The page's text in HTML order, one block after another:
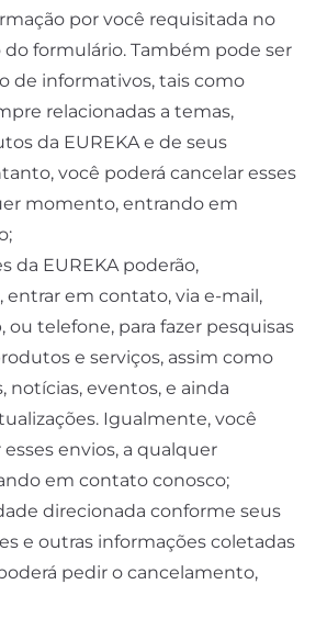
por você requisitada no
formulário. Também pode ser
de informativos, tais como
relacionadas a temas,
da EUREKA e de seus
você poderá cancelar esses
momento, entrando em
da EUREKA poderão,
em contato, via e-mail,
ou telefone, para fazer pesquisas
e serviços, assim como
notícias, eventos, e ainda
Igualmente, você
envios, a qualquer
em contato conosco;
direcionada conforme seus
e outras informações coletadas
pedir o cancelamento,